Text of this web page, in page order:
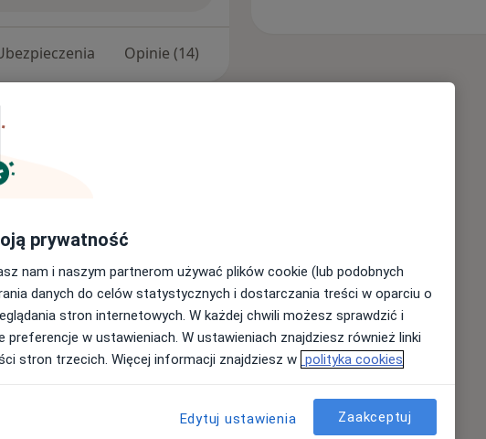
Opinie (14)
Medycznego im. O.O.
w Rzeczypospolitej
systematycznie
zgodnie z
odpowiedzialności
i jakości
prywatność
nam i naszym partnerom używać plików cookie (lub podobnych
danych do celów statystycznych i dostarczania treści w oparciu o
stron internetowych. W każdej chwili możesz sprawdzić i
preferencje w ustawieniach. W ustawieniach znajdziesz również linki
stron trzecich. Więcej informacji znajdziesz w polityka cookies
Edytuj ustawienia Zaakceptuj